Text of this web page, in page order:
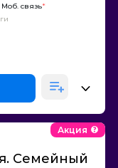
Моб. связь*
Семейный
Акция